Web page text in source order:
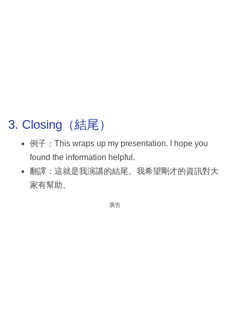
3. Closing（結尾）
例子：This wraps up my presentation. I hope you
found the information helpful.
翻譯：這就是我演講的結尾。我希望剛才的資訊對大
家有幫助。
廣告